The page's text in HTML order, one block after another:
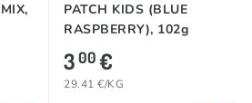
PATCH KIDS (BLUE
RASPBERRY), 102g
300€
29.41 €/KG